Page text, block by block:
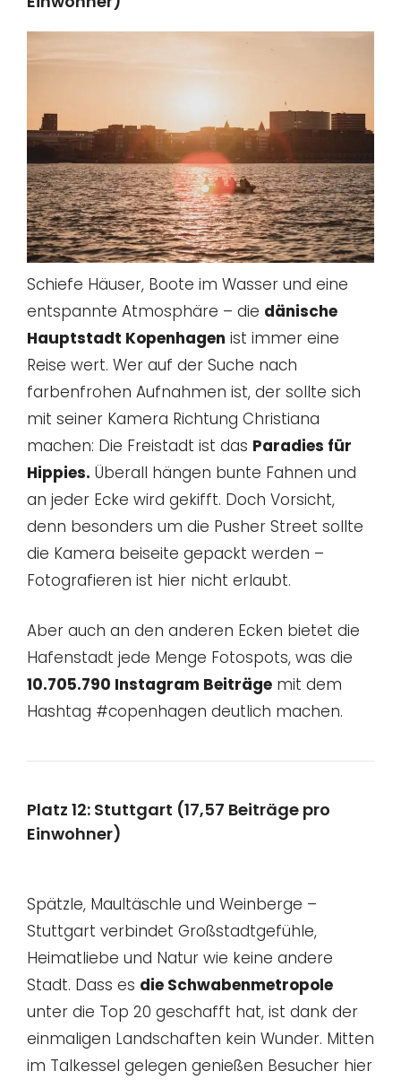
Schiefe Häuser, Boote im Wasser und eine
entspannte Atmosphäre – die dänische
Hauptstadt Kopenhagen ist immer eine
Reise wert. Wer auf der Suche nach
farbenfrohen Aufnahmen ist, der sollte sich
mit seiner Kamera Richtung Christiana
machen: Die Freistadt ist das Paradies für
Hippies. Überall hängen bunte Fahnen und
an jeder Ecke wird gekifft. Doch Vorsicht,
denn besonders um die Pusher Street sollte
die Kamera beiseite gepackt werden –
Fotografieren ist hier nicht erlaubt.
Aber auch an den anderen Ecken bietet die
Hafenstadt jede Menge Fotospots, was die
10.705.790 Instagram Beiträge mit dem
Hashtag #copenhagen deutlich machen.
Platz 12: Stuttgart (17,57 Beiträge pro
Einwohner)
Spätzle, Maultäschle und Weinberge –
Stuttgart verbindet Großstadtgefühle,
Heimatliebe und Natur wie keine andere
Stadt. Dass es die Schwabenmetropole
unter die Top 20 geschafft hat, ist dank der
einmaligen Landschaften kein Wunder. Mitten
im Talkessel gelegen genießen Besucher hier